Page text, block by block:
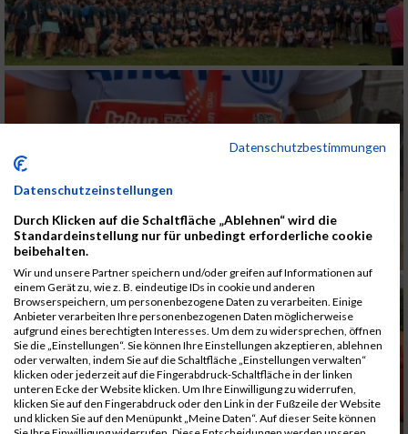
Datenschutzbestimmungen
Datenschutzeinstellungen
Durch Klicken auf die Schaltfläche „Ablehnen“ wird die
Standardeinstellung nur für unbedingt erforderliche cookie
beibehalten.
Wir und unsere Partner speichern und/oder greifen auf Informationen auf
einem Gerät zu, wie z. B. eindeutige IDs in cookie und anderen
Browserspeichern, um personenbezogene Daten zu verarbeiten. Einige
Anbieter verarbeiten Ihre personenbezogenen Daten möglicherweise
aufgrund eines berechtigten Interesses. Um dem zu widersprechen, öffnen
Sie die „Einstellungen“. Sie können Ihre Einstellungen akzeptieren, ablehnen
oder verwalten, indem Sie auf die Schaltfläche „Einstellungen verwalten“
klicken oder jederzeit auf die Fingerabdruck-Schaltfläche in der linken
unteren Ecke der Website klicken. Um Ihre Einwilligung zu widerrufen,
klicken Sie auf den Fingerabdruck oder den Link in der Fußzeile der Website
und klicken Sie auf den Menüpunkt „Meine Daten“. Auf dieser Seite können